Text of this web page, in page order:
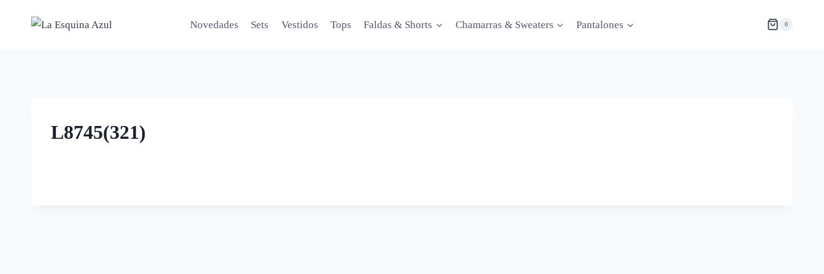
Novedades Sets Vestidos Tops Faldas & Shorts Chamarras & Sweaters Pantalones 0
L8745(321)